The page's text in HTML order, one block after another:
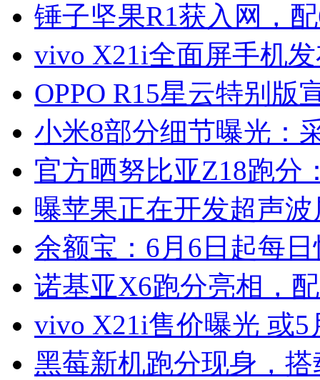
锤子坚果R1获入网，
vivo X21i全面屏手机
OPPO R15星云特别版
小米8部分细节曝光：
官方晒努比亚Z18跑分
曝苹果正在开发超声
余额宝：6月6日起每
诺基亚X6跑分亮相，
vivo X21i售价曝光 或5
黑莓新机跑分现身，搭